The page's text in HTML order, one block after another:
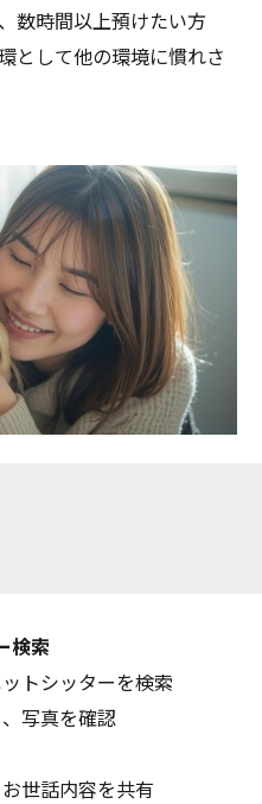
数時間以上預けたい方
として他の環境に慣れさ
検索
トシッターを検索
写真を確認
世話内容を共有